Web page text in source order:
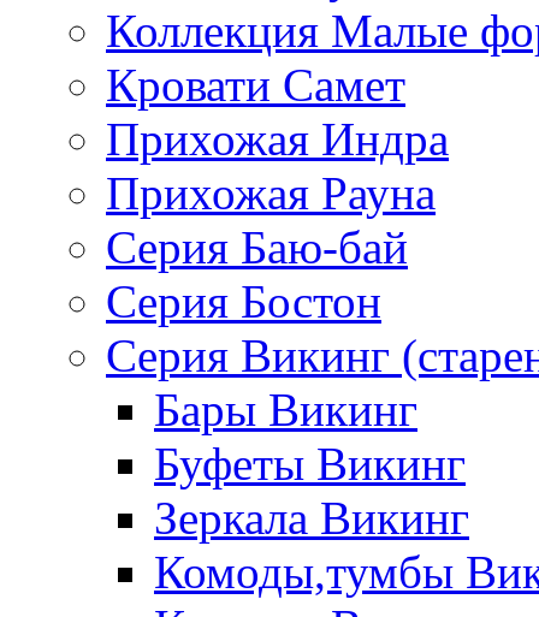
Коллекция Малые
Кровати Самет
Прихожая Индра
Прихожая Рауна
Серия Баю-бай
Серия Бостон
Серия Викинг
Бары Викинг
Буфеты Викинг
Зеркала Викинг
Комоды,тумбы